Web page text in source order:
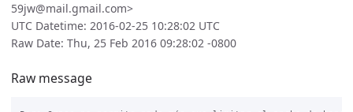
59jw@mail.gmail.com>
UTC Datetime: 2016-02-25 10:28:02 UTC
Raw Date: Thu, 25 Feb 2016 09:28:02 -0800
Raw message